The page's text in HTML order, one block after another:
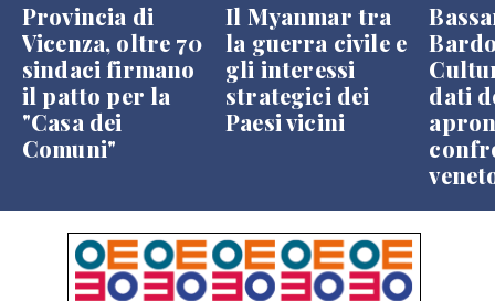
Provincia di
Vicenza, oltre 70
sindaci firmano
il patto per la
"Casa dei
Comuni"
Il Myanmar tra
la guerra civile e
gli interessi
strategici dei
Paesi vicini
dati